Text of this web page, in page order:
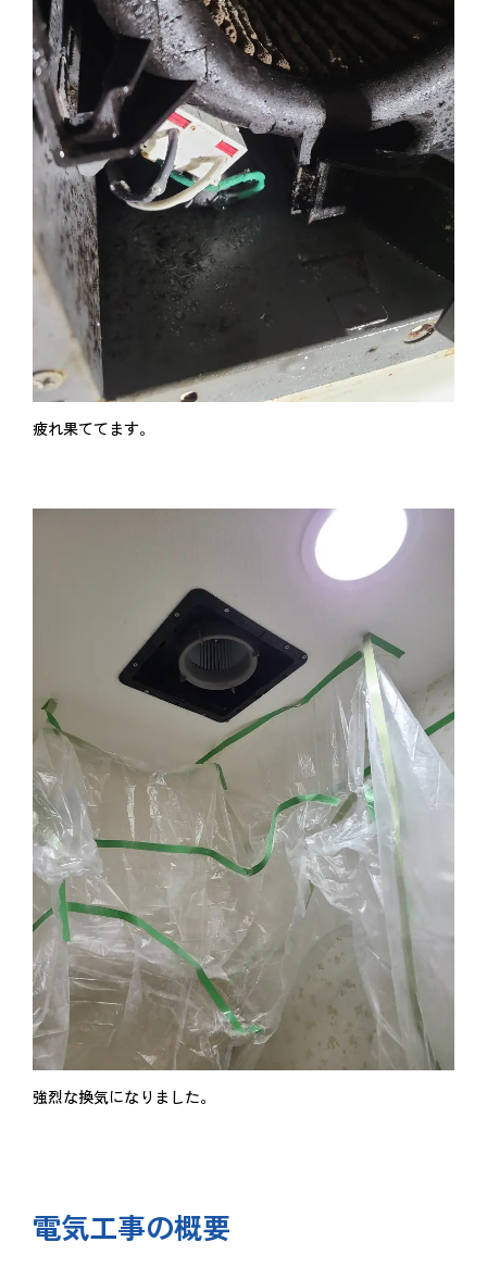
疲れ果ててます。
強烈な換気になりました。
電気工事の概要